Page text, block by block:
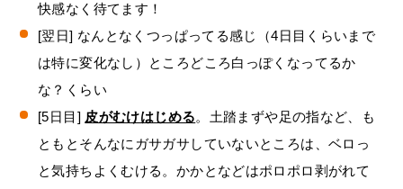
快感なく待てます！
[翌日] なんとなくつっぱってる感じ（4日目くらいまで
は特に変化なし）ところどころ白っぽくなってるか
な？くらい
[5日目] 皮がむけはじめる。土踏まずや足の指など、も
ともとそんなにガサガサしていないところは、ベロっ
と気持ちよくむける。かかとなどはポロポロ剥がれて